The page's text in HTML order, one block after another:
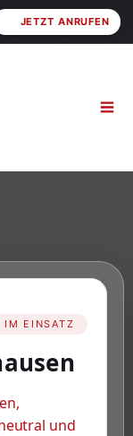
JETZT ANRUFEN
IM EINSATZ
und